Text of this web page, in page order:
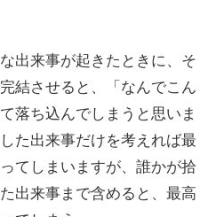
出来事が起きたときに、そ
結させると、「なんでこん
落ち込んでしまうと思いま
た出来事だけを考えれば最
てしまいますが、誰かが拾
出来事まで含めると、最高